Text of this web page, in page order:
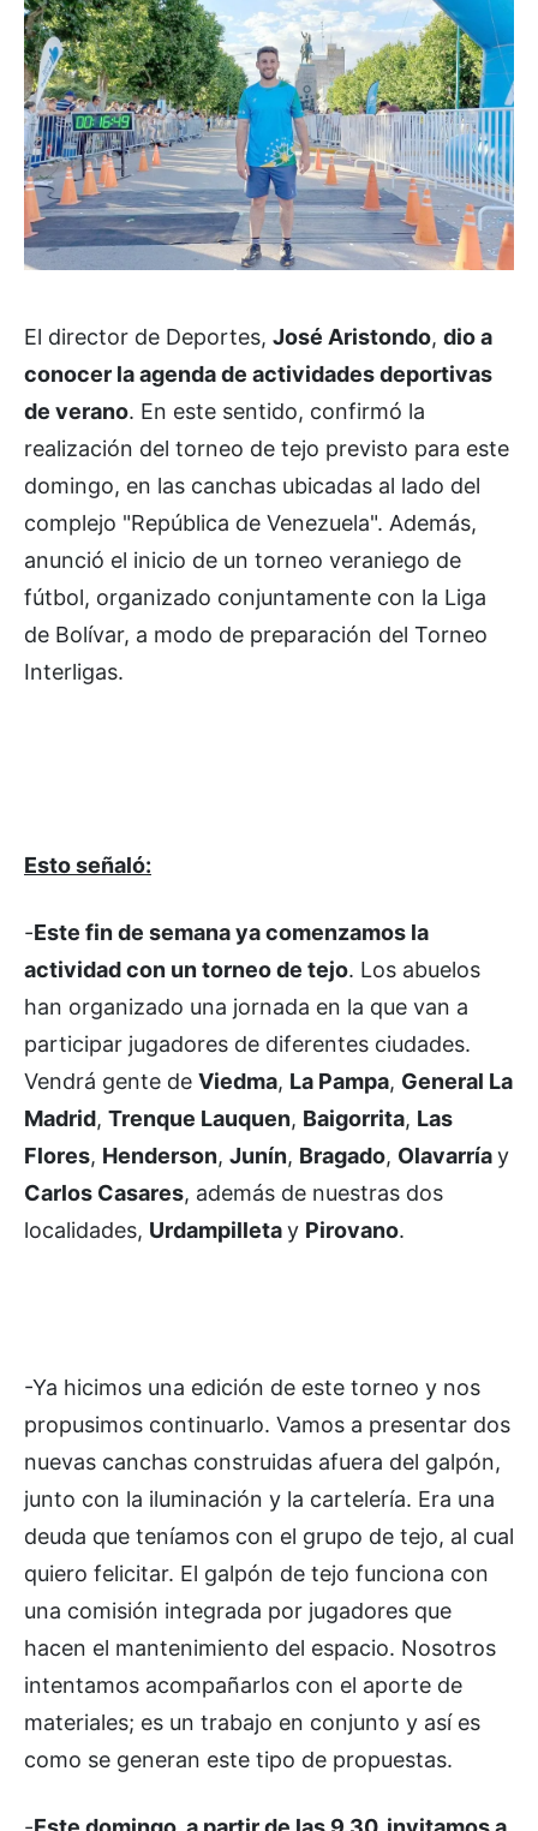
El director de Deportes, José Aristondo, dio a
conocer la agenda de actividades deportivas
de verano. En este sentido, confirmó la
realización del torneo de tejo previsto para este
domingo, en las canchas ubicadas al lado del
complejo "República de Venezuela". Además,
anunció el inicio de un torneo veraniego de
fútbol, organizado conjuntamente con la Liga
de Bolívar, a modo de preparación del Torneo
Interligas.
Esto señaló:
-Este fin de semana ya comenzamos la
actividad con un torneo de tejo. Los abuelos
han organizado una jornada en la que van a
participar jugadores de diferentes ciudades.
Vendrá gente de Viedma, La Pampa, General La
Madrid, Trenque Lauquen, Baigorrita, Las
Flores, Henderson, Junín, Bragado, Olavarríay
Carlos Casares, además de nuestras dos
localidades, Urdampilletay Pirovano.
-Ya hicimos una edición de este torneo y nos
propusimos continuarlo. Vamos a presentar dos
nuevas canchas construidas afuera del galpón,
junto con la iluminación y la cartelería. Era una
deuda que teníamos con el grupo de tejo, al cual
quiero felicitar. El galpón de tejo funciona con
una comisión integrada por jugadores que
hacen el mantenimiento del espacio. Nosotros
intentamos acompañarlos con el aporte de
materiales; es un trabajo en conjunto y así es
como se generan este tipo de propuestas.